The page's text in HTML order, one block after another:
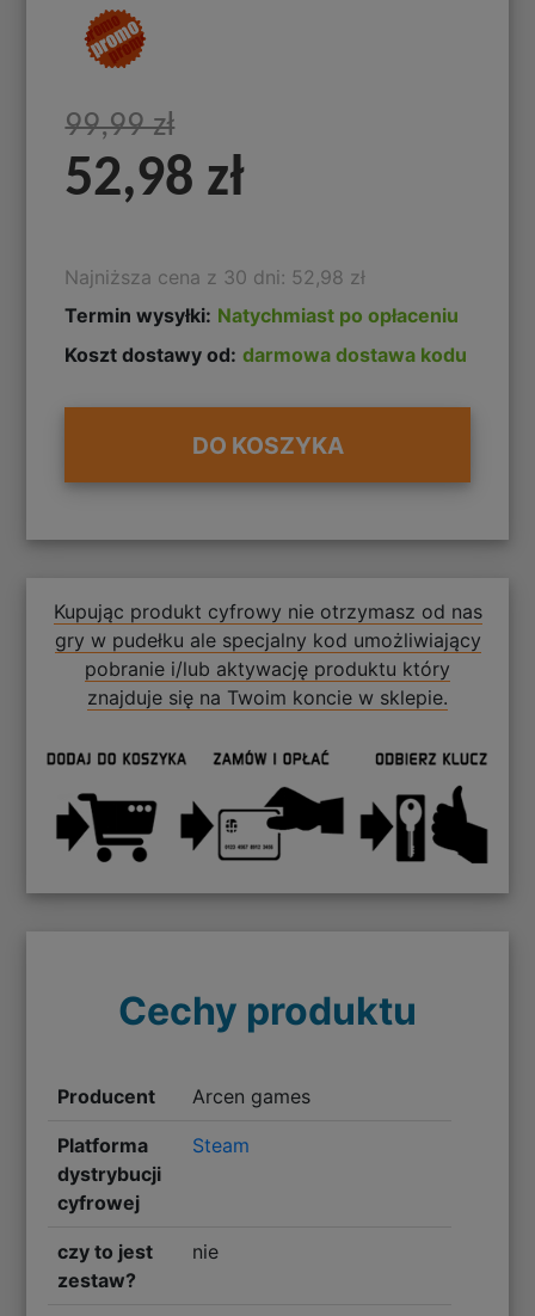
99,99 zł
52,98 zł
Najniższa cena z 30 dni: 52,98 zł
Termin wysyłki: Natychmiast po opłaceniu
Koszt dostawy od: darmowa dostawa kodu
DO KOSZYKA
Kupując produkt cyfrowy nie otrzymasz od nas
gry w pudełku ale specjalny kod umożliwiający
pobranie i/lub aktywację produktu który
znajduje się na Twoim koncie w sklepie.
Cechy produktu
Producent Arcen games
Platforma
dystrybucji
cyfrowej
Steam
czy to jest
zestaw?
nie